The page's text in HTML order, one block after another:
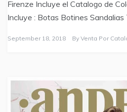
Firenze Incluye el Catalogo de
Incluye : Botas Botines
September 18, 2018 By Venta Por